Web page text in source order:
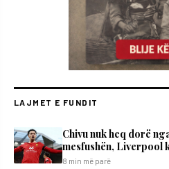
LAJMET E FUNDIT
Chivu nuk heq dorë
mesfushën, Liverpool
8 min më parë